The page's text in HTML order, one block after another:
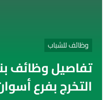
وظائف للشباب
تفاصيل وظائف
التخرج بفرع أسوان